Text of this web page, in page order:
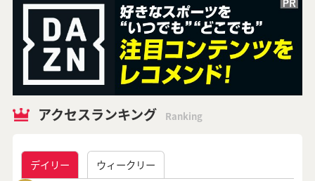
アクセスランキング Ranking
デイリー ウィークリー